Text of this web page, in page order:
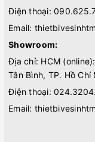
Điện thoại:
Email:
Showroom:
Địa chỉ: HCM
Tân Bình, TP. Hồ Chí
Điện thoại:
Email: